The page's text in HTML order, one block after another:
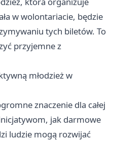
w wolontariacie, będzie
tych biletów. To
przyjemne z
młodzież w
znaczenie dla całej
jak darmowe
ludzie mogą rozwijać